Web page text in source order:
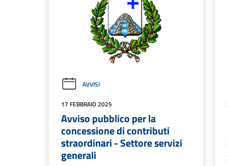
AVVISI
17 FEBBRAIO 2025
Avviso pubblico per la
concessione di contributi
straordinari - Settore servizi
generali